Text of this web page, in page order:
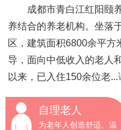
成都市青白江红阳颐
养结合的养老机构。坐落
区，建筑面积6800余平方
导，面向中低收入的老人
以来，已入住150余位老...
自理老人
为老年人创造舒适、温